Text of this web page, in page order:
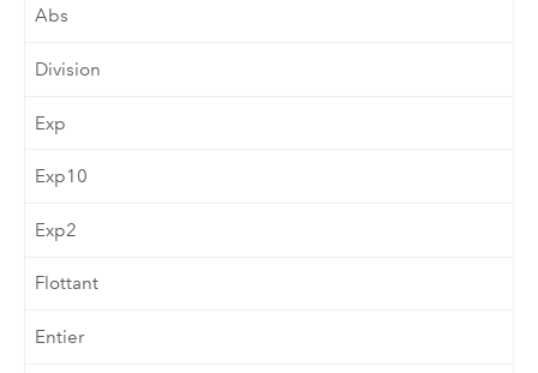
Abs
Division
Exp
Exp10
Exp2
Flottant
Entier